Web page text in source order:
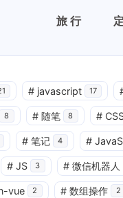
旅行
# javascript 17
8 # 随笔 8 #
# 笔记 4 #
# JS 3 # 微信机器人
vue 2 # 数组操作 2